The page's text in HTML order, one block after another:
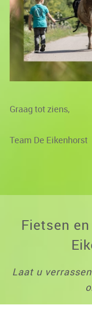
Graag tot ziens,
Team De Eikenhorst
Fietsen
Laat u